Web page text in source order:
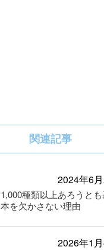
関連記事
2024年6
1,000種類以上あろうと
本を欠かさない理由
2026年1